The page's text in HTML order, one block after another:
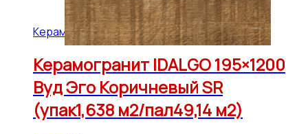
Керамогранит IDALGO 195x1200 (49,14 м2)
Керамогранит IDALGO 195×1200
Вуд Эго Коричневый SR
(упак1,638 м2/пал49,14 м2)